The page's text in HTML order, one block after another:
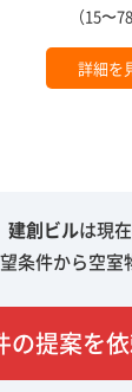
（15〜
詳細を
建創ビルは現在
条件から空
の提案を依